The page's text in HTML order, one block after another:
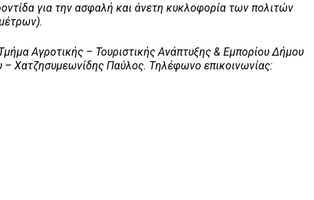
για την ασφαλή και άνετη κυκλοφορία των πολιτών
Αγροτικής – Τουριστικής Ανάπτυξης & Εμπορίου Δήμου
– Χατζησυμεωνίδης Παύλος. Tηλέφωνο επικοινωνίας: